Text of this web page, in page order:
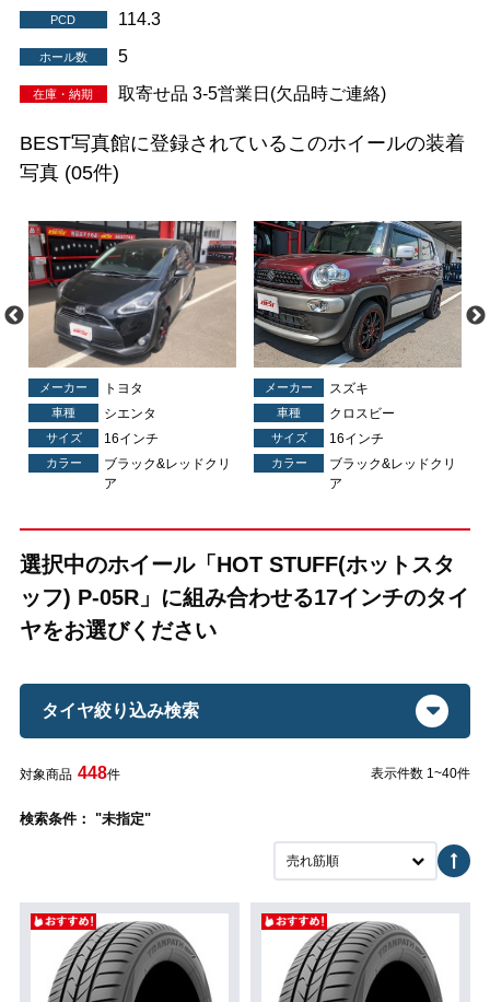
PCD 114.3
ホール数 5
在庫・納期 取寄せ品 3-5営業日(欠品時ご連絡)
BEST写真館に登録されているこのホイールの装着
写真(05件)
メーカー トヨタ
車種 シエンタ
サイズ 16インチ
カラー
ブラック&レッドクリ
ア
メーカー スズキ
車種 クロスビー
サイズ 16インチ
カラー
ブラック&レッドクリ
ア
選択中のホイール「HOT STUFF(ホットスタ
ッフ) P-05R」に組み合わせる17インチのタイ
ヤをお選びください
タイヤ絞り込み検索
対象商品 448件 表示件数 1~40件
検索条件： "未指定"
売れ筋順